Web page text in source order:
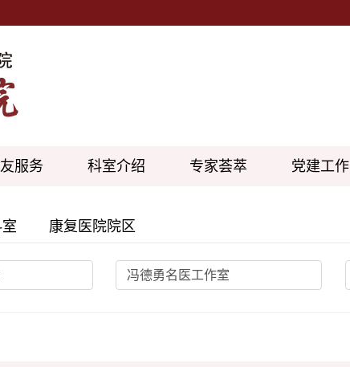
服务 科室介绍 专家荟萃 党建工作
康复医院院区
冯德勇名医工作室